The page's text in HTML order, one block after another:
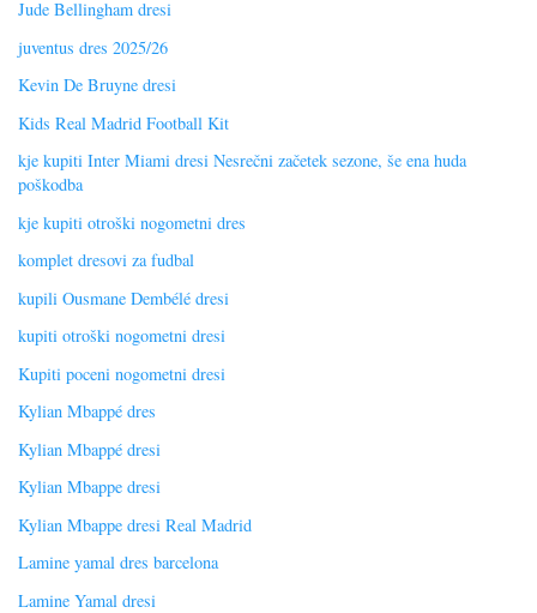
Jude Bellingham dresi
juventus dres 2025/26
Kevin De Bruyne dresi
Kids Real Madrid Football Kit
kje kupiti Inter Miami dresi Nesrečni začetek sezone, še ena huda
poškodba
kje kupiti otroški nogometni dres
komplet dresovi za fudbal
kupili Ousmane Dembélé dresi
kupiti otroški nogometni dresi
Kupiti poceni nogometni dresi
Kylian Mbappé dres
Kylian Mbappé dresi
Kylian Mbappe dresi
Kylian Mbappe dresi Real Madrid
Lamine yamal dres barcelona
Lamine Yamal dresi